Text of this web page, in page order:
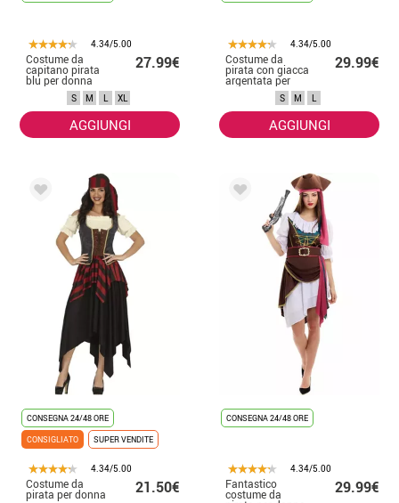
4.34/5.00
Costume da
capitano pirata
blu per donna
27.99€
S M L XL
AGGIUNGI
4.34/5.00
Costume da
pirata con giacca
argentata per
donna
29.99€
S M L
AGGIUNGI
CONSEGNA 24/48 ORE
CONSIGLIATO
SUPER VENDITE
4.34/5.00
Costume da
pirata per donna 21.50€
CONSEGNA 24/48 ORE
4.34/5.00
Fantastico
costume da 29.99€